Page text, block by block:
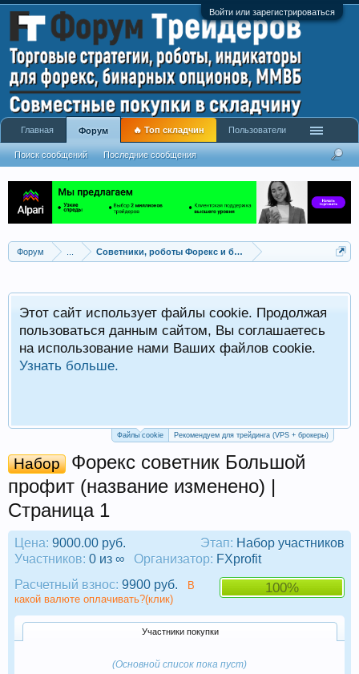
Войти или зарегистрироваться
Форум Советники, роботы Форекс и бинарных опционов
Этот сайт использует файлы cookie. Продолжая
пользоваться данным сайтом, Вы соглашаетесь
на использование нами Ваших файлов cookie.
Узнать больше.
Файлы cookie Рекомендуем для трейдинга (VPS + брокеры)
Набор
Форекс советник Большой
профит (название изменено) |
Страница 1
Этап: Набор участников
Цена: 9000.00 руб.
Участников: 0 из ∞ Организатор: FXprofit
100%
Расчетный взнос: 9900 руб.
В
какой валюте оплачивать?(клик)
Участники покупки
(Основной список пока пуст)
Главная Форум
Поиск сообщений Последние сообщения
🔥 Топ складчин Пользователи